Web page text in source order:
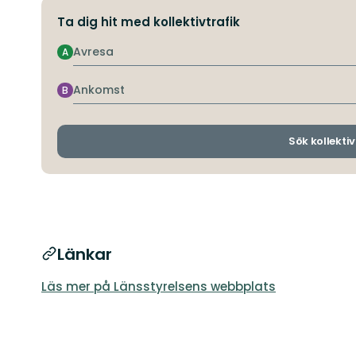
Ta dig hit med kollektivtrafik
Avresa
A
Ankomst
B
Sök
Länkar
Läs mer på Länsstyrelsens webbplats